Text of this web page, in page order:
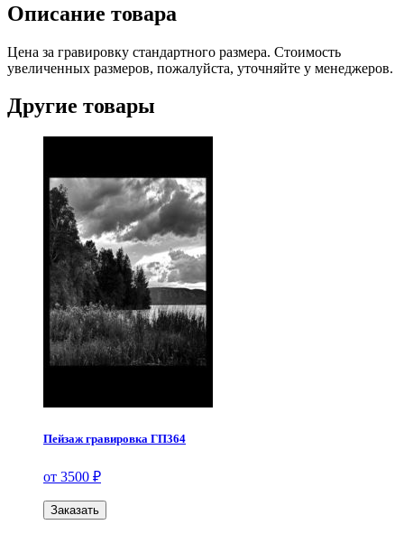
Описание товара
Цена за гравировку стандартного размера. Стоимость
увеличенных размеров, пожалуйста, уточняйте у менеджеров.
Другие товары
Пейзаж гравировка ГП364
от 3500 ₽
Заказать